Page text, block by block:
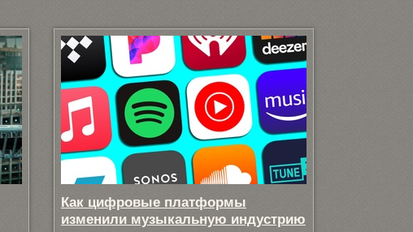
Как цифровые платформы
изменили музыкальную индустрию